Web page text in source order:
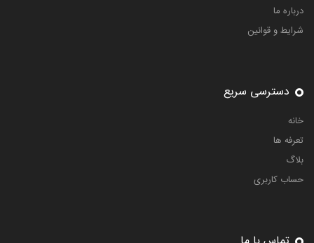
درباره ما
شرایط و قوانین
دسترسی سریع
خانه
تعرفه ها
بلاگ
حساب کاربری